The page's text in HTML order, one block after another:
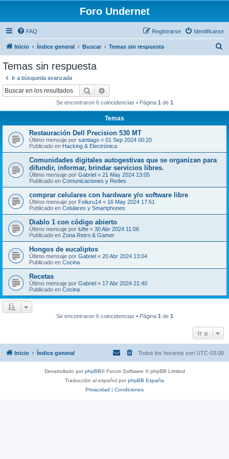
Foro Undernet
FAQ Identificarse
Registrarse
Inicio Índice general Buscar Temas sin respuesta
Temas sin respuesta
Ir a búsqueda avanzada
Buscar
Se encontraron 6 coincidencias • Página 1 de 1
Temas
Restauración Dell Precision 530 MT
Último mensaje por santiago « 01 Sep 2024 00:20
Publicado en Hacking & Electrónica
Comunidades digitales autogestivas que se organizan para
difundir, informar, brindar servicios libres.
Último mensaje por Gabriel « 21 May 2024 13:05
Publicado en Comunicaciones y Redes
comprar celulares con hardware y/o software libre
Último mensaje por Feliuru14 « 16 May 2024 17:51
Publicado en Celulares y Smartphones
Diablo 1 con código abierto
Último mensaje por lufte « 30 Abr 2024 11:06
Publicado en Zona Retro & Gamer
Hongos de eucaliptos
Último mensaje por Gabriel « 20 Abr 2024 13:04
Publicado en Cocina
Recetas
Último mensaje por Gabriel « 17 Abr 2024 21:40
Publicado en Cocina
Se encontraron 6 coincidencias • Página 1 de 1
Ir a
Inicio Índice general Todos los horarios son UTC-03:00
Desarrollado porphpBB® Forum Software © phpBB Limited
Traducción al español porphpBB España
Privacidad | Condiciones